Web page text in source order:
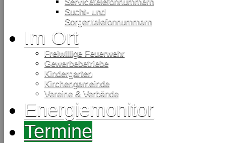
Servicetelefonnummern
Sucht- und
Sorgentelefonnummern
Im Ort
Freiwillige Feuerwehr
Gewerbebetriebe
Kindergarten
Kirchengemeinde
Vereine & Verbände
Energiemonitor
Termine